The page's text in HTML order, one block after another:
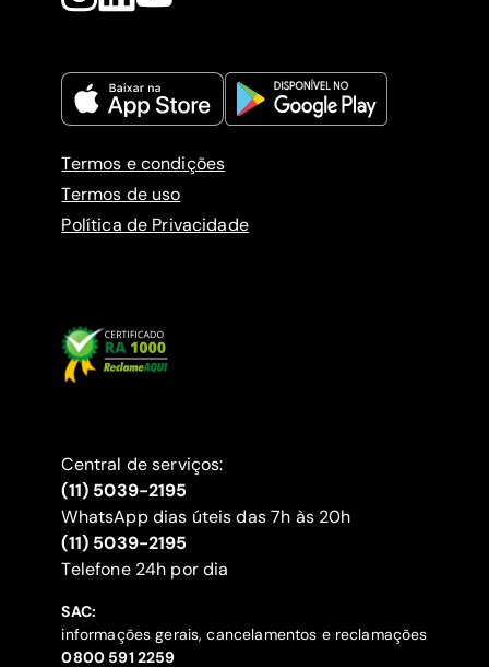
Termos e condições
Termos de uso
Política de Privacidade
Central de serviços:
(11) 5039-2195
WhatsApp dias úteis das 7h às 20h
(11) 5039-2195
‍Telefone 24h por dia
SAC:
informações gerais, cancelamentos e reclamações
‍0800 591 2259